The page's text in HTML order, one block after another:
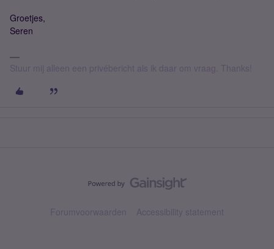
Groetjes,
Seren
Stuur mij alleen een privébericht als ik daar om vraag. Thanks!
Forumvoorwaarden Accessibility statement